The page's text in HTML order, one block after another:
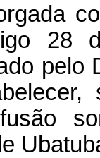
28
pelo